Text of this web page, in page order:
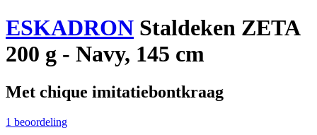
ESKADRON Staldeken ZETA
200 g - Navy, 145 cm
Met chique imitatiebontkraag
1 beoordeling